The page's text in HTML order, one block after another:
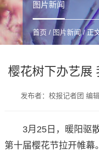
图片新闻
首页 / 图片新闻/ 正
樱花树下办艺展
发布者：校报记者团 编
3月25日，暖阳驱
第十届樱花节拉开帷幕